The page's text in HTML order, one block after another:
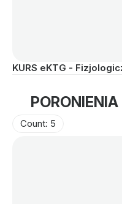
KURS eKTG -
PORONIENIA
Count: 5